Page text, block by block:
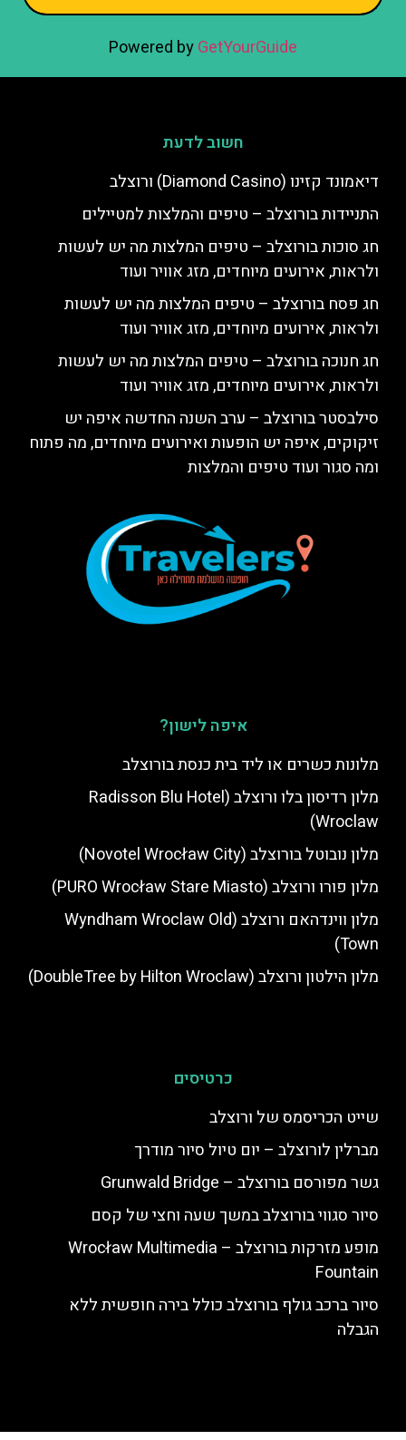
Powered byGetYourGuide
חשוב לדעת
דיאמונד קזינו (Diamond Casino) ורוצלב
התניידות בורוצלב – טיפים והמלצות למטיילים
חג סוכות בורוצלב – טיפים המלצות מה יש לעשות
ולראות, אירועים מיוחדים, מזג אוויר ועוד
חג פסח בורוצלב – טיפים המלצות מה יש לעשות
ולראות, אירועים מיוחדים, מזג אוויר ועוד
חג חנוכה בורוצלב – טיפים המלצות מה יש לעשות
ולראות, אירועים מיוחדים, מזג אוויר ועוד
סילבסטר בורוצלב – ערב השנה החדשה איפה יש
זיקוקים, איפה יש הופעות ואירועים מיוחדים, מה פתוח
ומה סגור ועוד טיפים והמלצות
איפה לישון?
מלונות כשרים או ליד בית כנסת בורוצלב
מלון רדיסון בלו ורוצלב (Radisson Blu Hotel
Wroclaw)
מלון נובוטל בורוצלב (Novotel Wrocław City)
מלון פורו ורוצלב (PURO Wrocław Stare Miasto)
מלון ווינדהאם ורוצלב (Wyndham Wroclaw Old
Town)
מלון הילטון ורוצלב (DoubleTree by Hilton Wroclaw)
כרטיסים
שייט הכריסמס של ורוצלב
מברלין לורוצלב – יום טיול סיור מודרך
גשר מפורסם בורוצלב – Grunwald Bridge
סיור סגווי בורוצלב במשך שעה וחצי של קסם
מופע מזרקות בורוצלב – Wrocław Multimedia
Fountain
סיור ברכב גולף בורוצלב כולל בירה חופשית ללא
הגבלה